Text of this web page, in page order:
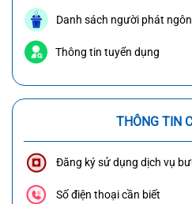
Danh sách người phát ngôn
Thông tin tuyển dụng
THÔNG TIN
Đăng ký sử dụng dịch vụ
Số điện thoại cần biết